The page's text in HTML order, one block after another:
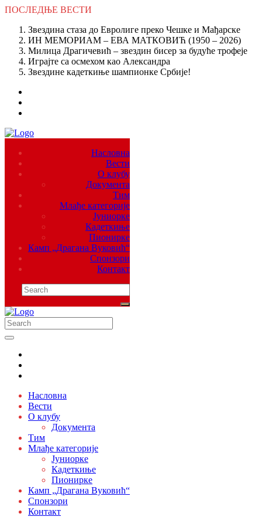
ПОСЛЕДЊЕ ВЕСТИ
Звездина стаза до Евролиге преко Чешке и Мађарске
ИН МЕМОРИАМ – ЕВА МАТКОВИЋ (1950 – 2026)
Милица Драгичевић – звездин бисер за будуће трофеје
Играјте са осмехом као Александра
Звездине кадеткиње шампионке Србије!
Насловна
Вести
О клубу
Документа
Тим
Млађе категорије
Јуниорке
Кадеткиње
Пионирке
Камп „Драгана Вуковић“
Спонзори
Контакт
Насловна
Вести
О клубу
Документа
Тим
Млађе категорије
Јуниорке
Кадеткиње
Пионирке
Камп „Драгана Вуковић“
Спонзори
Контакт